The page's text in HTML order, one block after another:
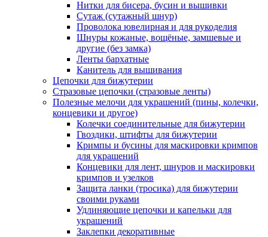
Нитки для бисера, бусин и вышивки
Сутаж (сутажный шнур)
Проволока ювелирная и для рукоделия
Шнуры кожаные, вощёные, замшевые и
другие (без замка)
Ленты бархатные
Канитель для вышивания
Цепочки для бижутерии
Стразовые цепочки (стразовые ленты)
Полезные мелочи для украшений (пины, колечки,
концевики и другое)
Колечки соединительные для бижутерии
Гвоздики, штифты для бижутерии
Кримпы и бусины для маскировки кримпов
для украшений
Концевики для лент, шнуров и маскировки
кримпов и узелков
Защита ланки (тросика) для бижутерии
своими руками
Удлиняющие цепочки и капельки для
украшений
Заклепки декоративные